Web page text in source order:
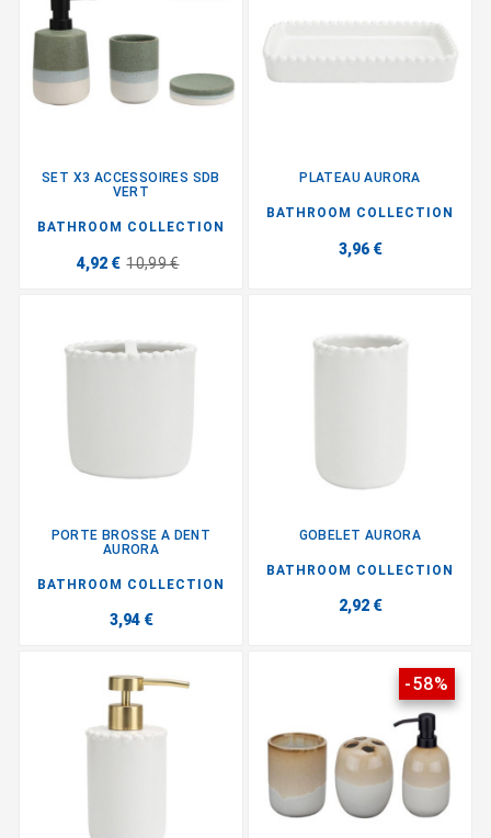
SET X3 ACCESSOIRES SDB
VERT
BATHROOM COLLECTION
4,92 € 10,99 €
PLATEAU AURORA
BATHROOM COLLECTION
3,96 €
PORTE BROSSE A DENT
AURORA
BATHROOM COLLECTION
3,94 €
GOBELET AURORA
BATHROOM COLLECTION
2,92 €
-58%